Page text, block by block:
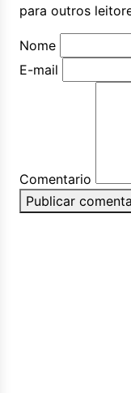
para outros
Nome
E-mail
Comentario
Publicar